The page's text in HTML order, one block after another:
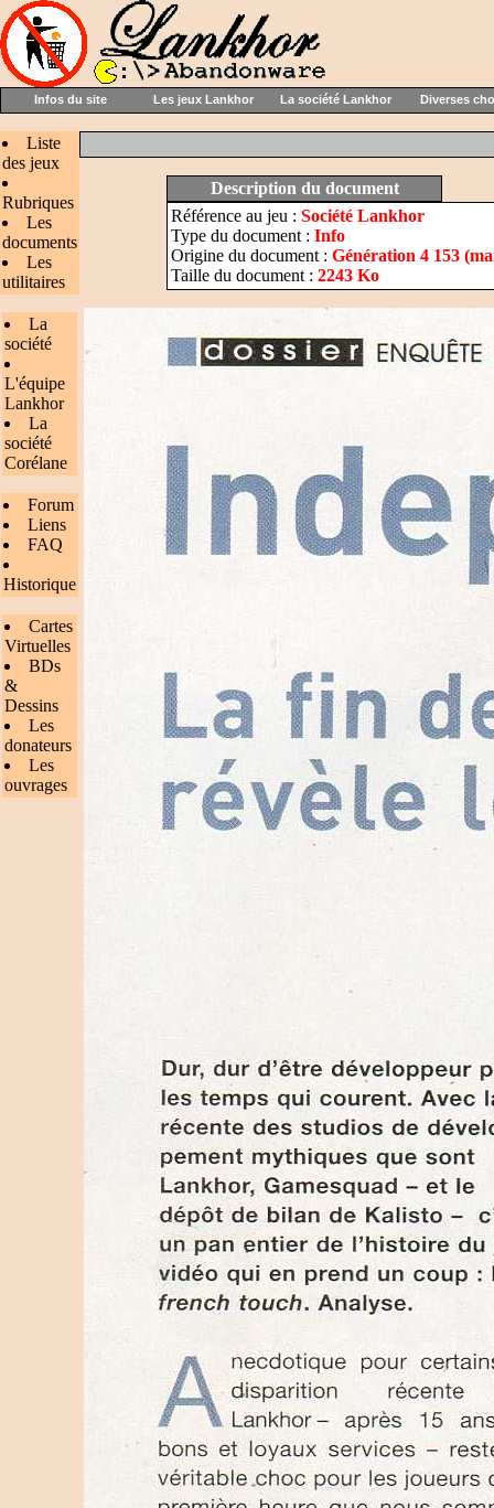
Infos du site Les jeux Lankhor La société Lankhor Diverses
Liste
des jeux
Rubriques
Les
documents
Les
utilitaires
La
société
L'équipe
Lankhor
La
société
Corélane
Forum
Liens
FAQ
Historique
Cartes
Virtuelles
BDs
&
Dessins
Les
donateurs
Les
ouvrages
Description du document
Référence au jeu : Société Lankhor
Type du document : Info
Origine du document : Génération 4 153
Taille du document : 2243 Ko